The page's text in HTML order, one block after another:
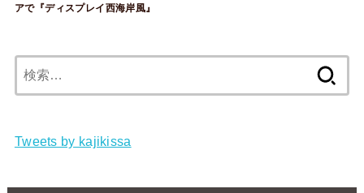
アで『ディスプレイ西海岸風』
索:
Tweets by kajikissa